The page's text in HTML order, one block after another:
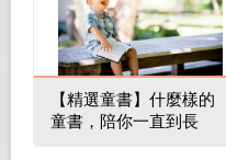
【精選童書】什麼樣的
童書，陪你一直到長